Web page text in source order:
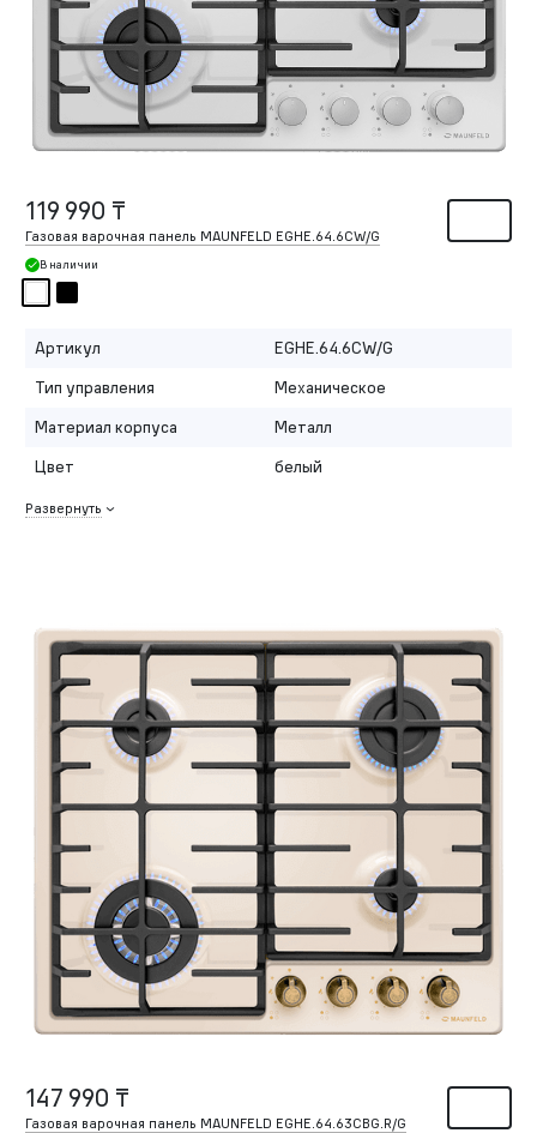
119 990 ₸
Газовая варочная панель MAUNFELD EGHE.64.6CW/G
В наличии
Артикул
EGHE.64.6CW/G
Тип управления
Механическое
Материал корпуса
Металл
Цвет
белый
Развернуть
147 990 ₸
Газовая варочная панель MAUNFELD EGHE.64.63CBG.R/G